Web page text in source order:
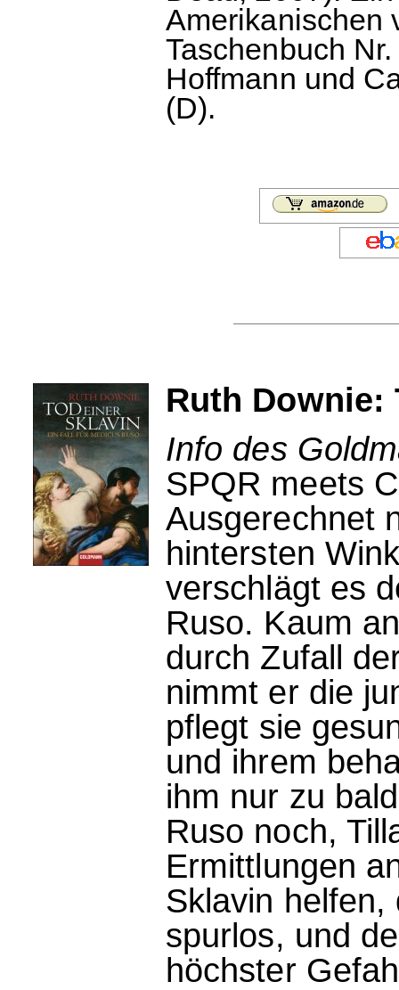
Amerikanischen
Taschenbuch
Hoffmann und
(D).
Ruth Downie:
Info des
SPQR meets
Ausgerechnet
hintersten
verschlägt es
Ruso. Kaum
durch Zufall
nimmt er die
pflegt sie
und ihrem
ihm nur zu
Ruso noch,
Ermittlungen
Sklavin
spurlos, und
höchster